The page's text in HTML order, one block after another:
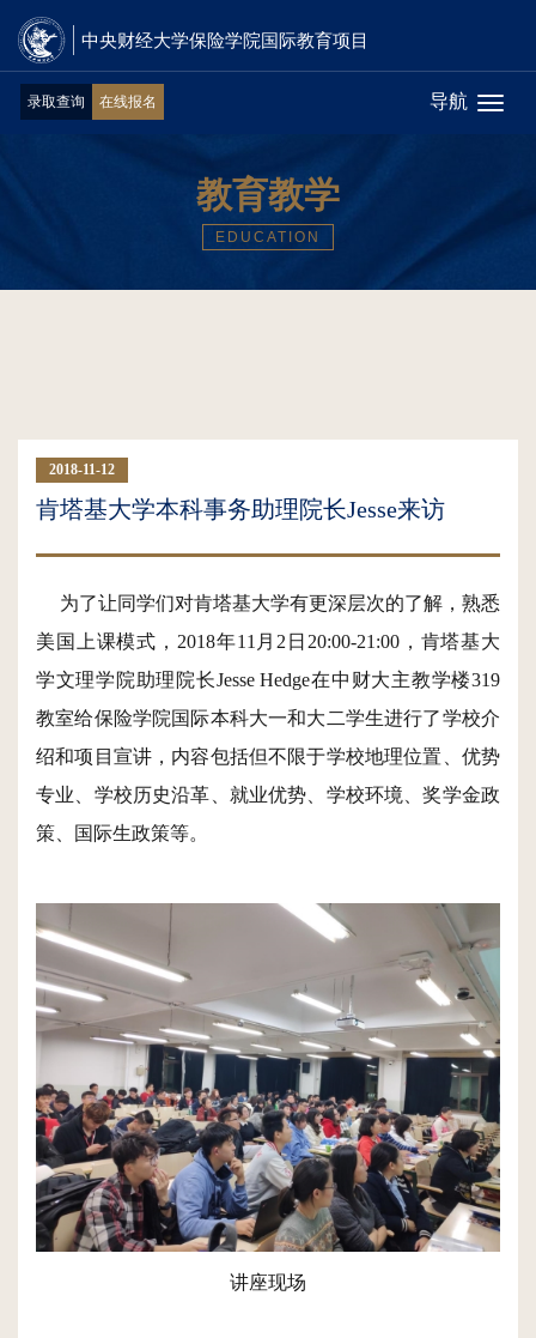
中央财经大学保险学院国际教育项目
录取查询 在线报名 导航
教育教学
EDUCATION
2018-11-12
01:50:14
肯塔基大学本科事务助理院长Jesse来访
为了让同学们对肯塔基大学有更深层次的了解，熟悉
美国上课模式，2018年11月2日20:00-21:00，肯塔基大
学文理学院助理院长Jesse Hedge在中财大主教学楼319
教室给保险学院国际本科大一和大二学生进行了学校介
绍和项目宣讲，内容包括但不限于学校地理位置、优势
专业、学校历史沿革、就业优势、学校环境、奖学金政
策、国际生政策等。
讲座现场